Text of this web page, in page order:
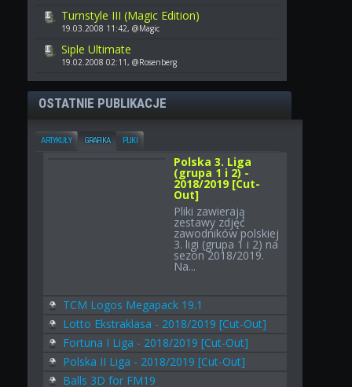
Turnstyle III (Magic Edition)
19.03.2008 11:42, @Magic
Siple Ultimate
19.02.2008 02:11, @Rosenberg
OSTATNIE PUBLIKACJE
ARTYKUŁY GRAFIKA PLIKI
Polska 3. Liga
(grupa 1 i 2) -
2018/2019 [Cut-
Out]
Pliki zawierają
zestawy zdjęć
zawodników polskiej
3. ligi (grupa 1 i 2) na
sezon 2018/2019.
Na...
TCM Logos Megapack 19.1
Lotto Ekstraklasa - 2018/2019 [Cut-Out]
Fortuna I Liga - 2018/2019 [Cut-Out]
Polska II Liga - 2018/2019 [Cut-Out]
Balls 3D for FM19